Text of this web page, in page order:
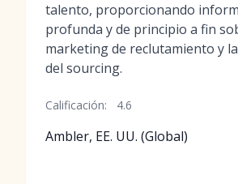
talento, proporcionando
profunda y de principio a fin
marketing de reclutamiento y
del sourcing.
Calificación: 4.6
Ambler, EE. UU. (Global)